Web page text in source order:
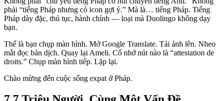
phải “tiếng Pháp nhưng có icon gợi ý.” Mà là… tiếng Pháp. Tiếng
Pháp dày đặc, thủ tục, hành chính — loại mà Duolingo không dạy
bạn.
Thế là bạn chụp màn hình. Mở Google Translate. Tải ảnh lên. Nheo
mắt đọc bản dịch. Quay lại Ameli. Cố nhớ nút nào là “attestation de
droits.” Chụp màn hình tiếp. Lặp lại.
Chào mừng đến cuộc sống expat ở Pháp.